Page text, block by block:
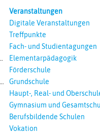
Veranstaltungen
Digitale Veranstaltungen
Treffpunkte
Fach- und Studientagungen
Elementarpädagogik
Förderschule
Grundschule
Haupt-, Real- und
Gymnasium und
Berufsbildende Schulen
Vokation